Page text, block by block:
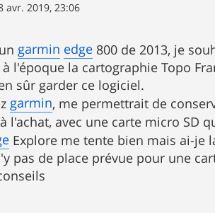
avr. 2019, 23:06
garmin edge 800 de 2013, je
à l'époque la cartographie Topo
sûr garder ce logiciel.
garmin, me permettrait de
l'achat, avec une carte micro SD
Explore me tente bien mais ai-je
pas de place prévue pour une